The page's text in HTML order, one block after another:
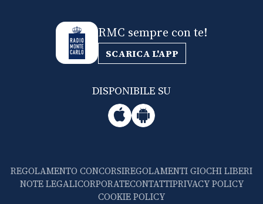
RMC sempre con te!
SCARICA L'APP
DISPONIBILE SU
REGOLAMENTO CONCORSIREGOLAMENTI GIOCHI LIBERI
NOTE LEGALICORPORATECONTATTIPRIVACY POLICY
COOKIE POLICY